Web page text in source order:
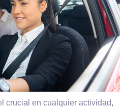
crucial en cualquier actividad,